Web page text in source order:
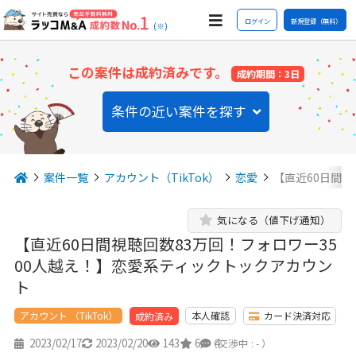
(※) ログイン 新規登録（無料）
この案件は成約済みです。 成約期間：3日
条件の近い案件を探す
案件一覧 アカウント（TikTok） 恋愛 【直近60日間
【直近60日間視聴回数83万回！フォロワー35
00人越え！】恋愛系ティックトックアカウン
ト
気になる（値下げ通知）
アカウント （TikTok） 成約済み 本人確認 カード決済対応
2023/02/17 2023/02/20 143 6 4
（交渉中 : - ）